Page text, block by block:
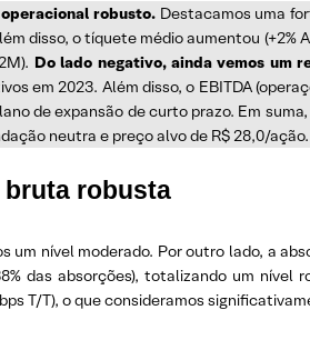
robusto.Destacamos uma
disso, o tíquete médio aumentou (+2%
Do lado negativo, ainda vemos um
em 2023. Além disso, o EBITDA
de expansão de curto prazo. Em
neutra e preço alvo de R$ 28,0/ação.
bruta robusta
um nível moderado. Por outro lado, a
das absorções), totalizando um nível
T/T), o que consideramos